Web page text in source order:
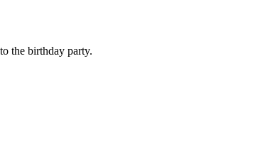
the birthday party.